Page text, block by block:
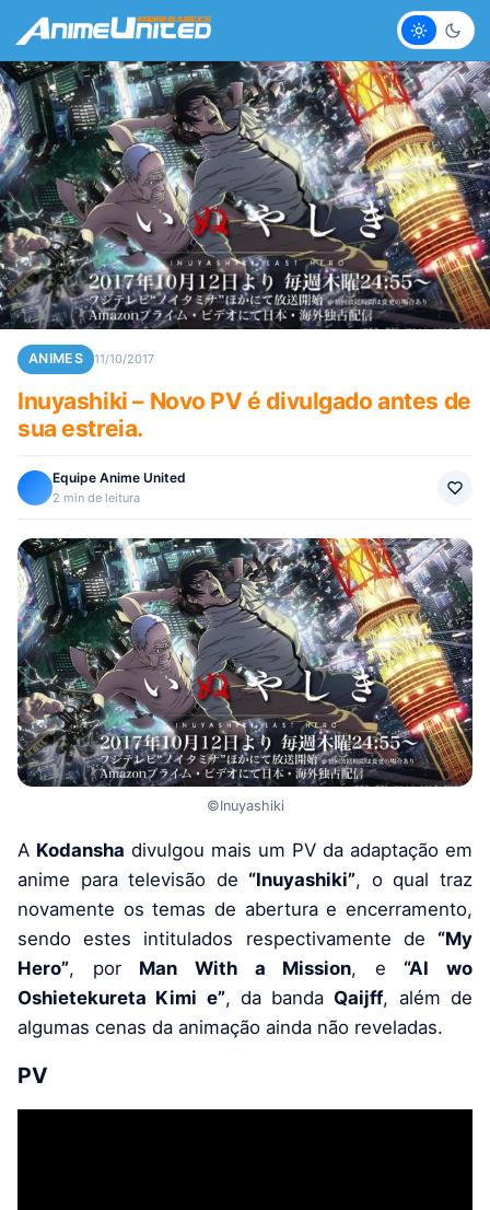
Claro
ANIMES 11/10/2017
Inuyashiki – Novo PV é divulgado antes de
sua estreia.
Equipe Anime United
2 min de leitura
©Inuyashiki
A Kodansha divulgou mais um PV da adaptação em
anime para televisão de “Inuyashiki”, o qual traz
novamente os temas de abertura e encerramento,
sendo estes intitulados respectivamente de “My
Hero”, por Man With a Mission, e “AI wo
Oshietekureta Kimi e”, da banda Qaijff, além de
algumas cenas da animação ainda não reveladas.
PV